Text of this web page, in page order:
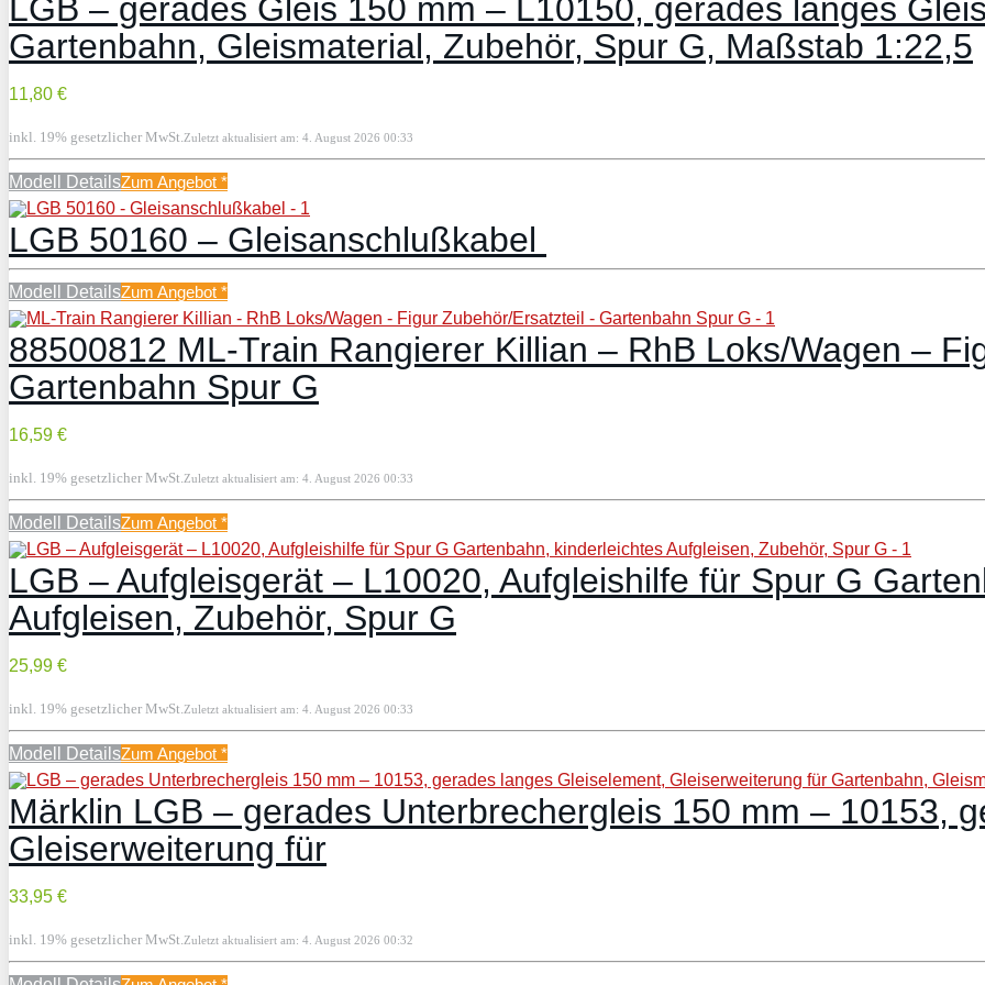
LGB – gerades Gleis 150 mm – L10150, gerades langes
Gartenbahn, Gleismaterial, Zubehör, Spur G, Maßstab 1:22,5
11,80 €
inkl. 19% gesetzlicher MwSt. Zuletzt aktualisiert am: 4. August 2026 00:33
Modell DetailsZum Angebot *
LGB 50160 – Gleisanschlußkabel
Modell DetailsZum Angebot *
88500812 ML-Train Rangierer Killian – RhB Loks/Wagen –
Gartenbahn Spur G
16,59 €
inkl. 19% gesetzlicher MwSt. Zuletzt aktualisiert am: 4. August 2026 00:33
Modell DetailsZum Angebot *
LGB – Aufgleisgerät – L10020, Aufgleishilfe für Spur G
Aufgleisen, Zubehör, Spur G
25,99 €
inkl. 19% gesetzlicher MwSt. Zuletzt aktualisiert am: 4. August 2026 00:33
Modell DetailsZum Angebot *
Märklin LGB – gerades Unterbrechergleis 150 mm – 10153,
Gleiserweiterung für
33,95 €
inkl. 19% gesetzlicher MwSt. Zuletzt aktualisiert am: 4. August 2026 00:32